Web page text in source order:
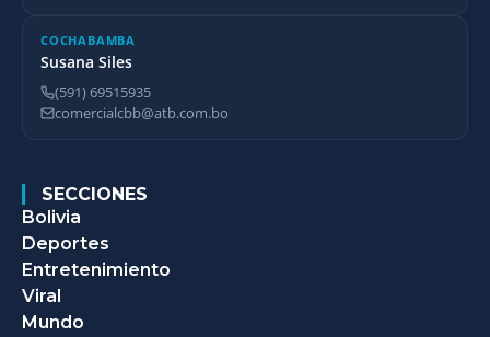
COCHABAMBA
Susana Siles
(591) 69515935
comercialcbb@atb.com.bo
SECCIONES
Bolivia
Deportes
Entretenimiento
Viral
Mundo